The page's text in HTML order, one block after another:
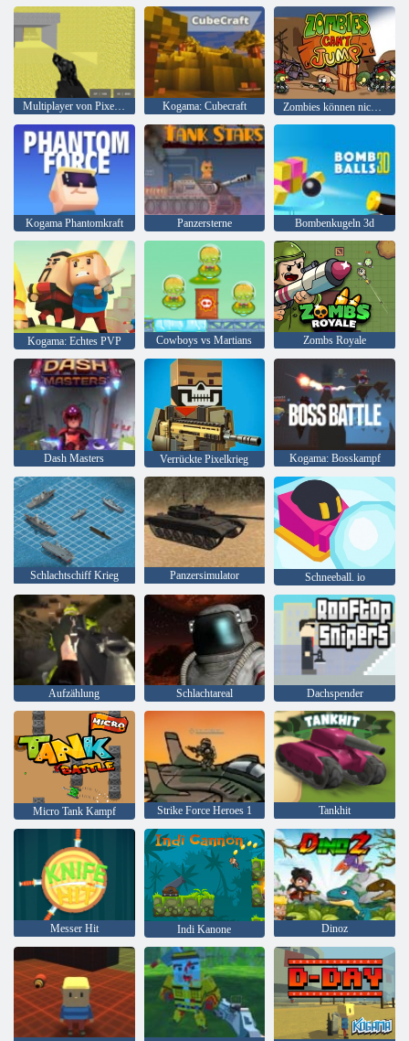
Kogama: Cubecraft Zombies können nicht springen
Kogama Phantomkraft Panzersterne Bombenkugeln 3d
Kogama: Echtes PVP Cowboys vs Martians Zombs Royale
Dash Masters Verrückte Pixelkrieg Kogama: Bosskampf
Schlachtschiff Krieg Panzersimulator Schneeball. io
Aufzählung Schlachtareal Dachspender
Micro Tank Kampf Strike Force Heroes 1 Tankhit
Messer Hit Indi Kanone Dinoz